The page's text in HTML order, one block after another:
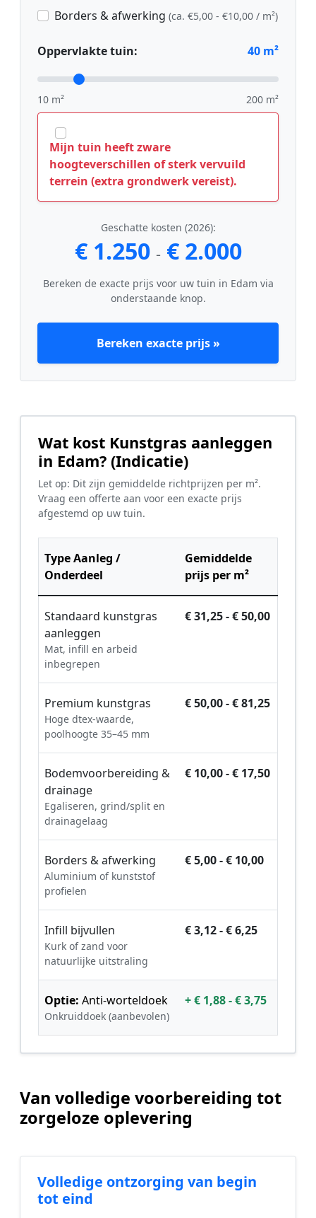
Borders & afwerking (ca. €5,00 - €10,00 / m²)
Oppervlakte tuin: 40 m²
10 m² 200 m²
Mijn tuin heeft zware
hoogteverschillen of sterk vervuild
terrein (extra grondwerk vereist).
Geschatte kosten (2026):
€ 1.250 - € 2.000
Bereken de exacte prijs voor uw tuin in Edam via
onderstaande knop.
Bereken exacte prijs »
Wat kost Kunstgras aanleggen
in Edam? (Indicatie)
Let op: Dit zijn gemiddelde richtprijzen per m².
Vraag een offerte aan voor een exacte prijs
afgestemd op uw tuin.
Type Aanleg /
Onderdeel
Gemiddelde
prijs per m²
Standaard kunstgras
aanleggen
Mat, infill en arbeid
inbegrepen
€ 31,25 - € 50,00
Premium kunstgras
Hoge dtex-waarde,
poolhoogte 35–45 mm
€ 50,00 - € 81,25
Bodemvoorbereiding &
drainage
Egaliseren, grind/split en
drainagelaag
€ 10,00 - € 17,50
Borders & afwerking
Aluminium of kunststof
profielen
€ 5,00 - € 10,00
Infill bijvullen
Kurk of zand voor
natuurlijke uitstraling
€ 3,12 - € 6,25
Optie: Anti-worteldoek
Onkruiddoek (aanbevolen)
+ € 1,88 - € 3,75
Van volledige voorbereiding tot
zorgeloze oplevering
Volledige ontzorging van begin
tot eind